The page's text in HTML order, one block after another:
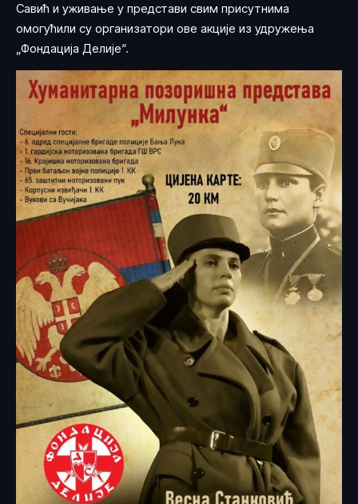
Савић и уживање у представи свим присутнима
омогућили су организатори ове акције из удружења
„Фондација Делије“.